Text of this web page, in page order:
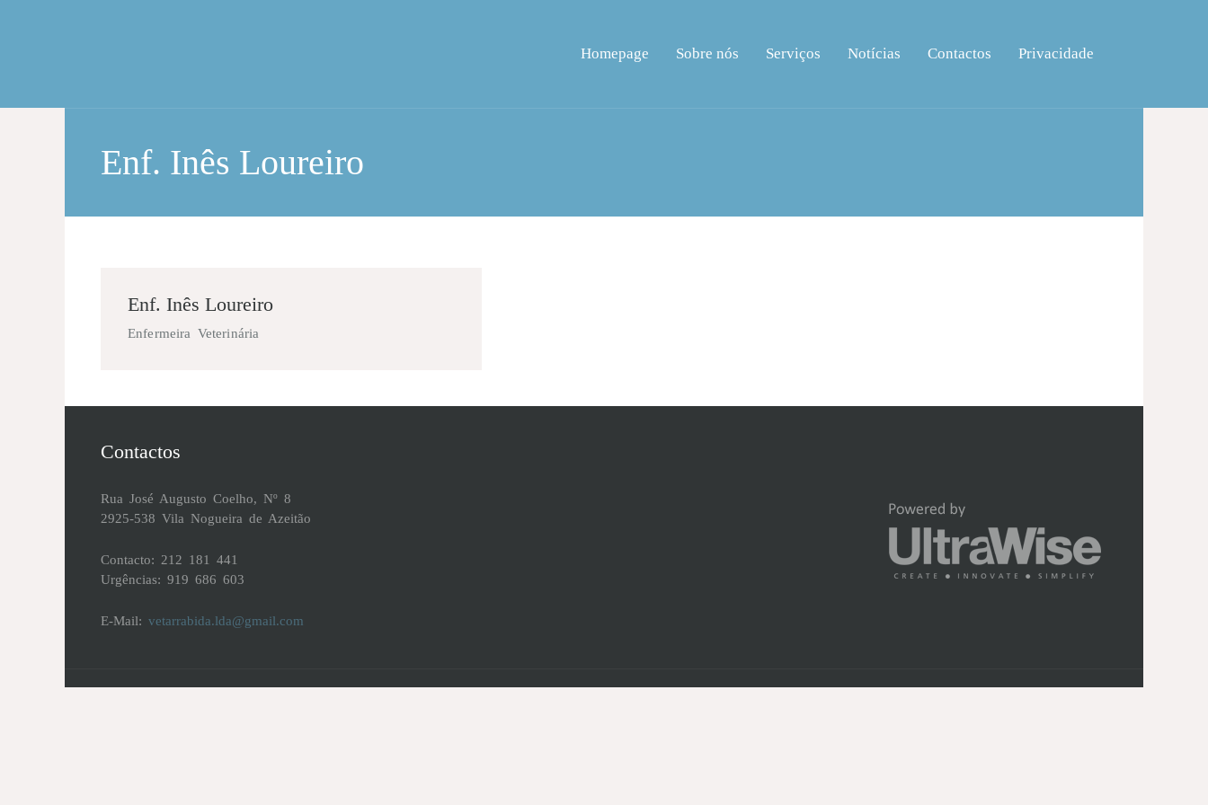
Homepage Sobre nós Serviços Notícias Contactos Privacidade
Enf. Inês Loureiro
Enf. Inês Loureiro
Enfermeira Veterinária
Contactos
Rua José Augusto Coelho, Nº 8
2925-538 Vila Nogueira de Azeitão
Contacto: 212 181 441
Urgências: 919 686 603
E-Mail: vetarrabida.lda@gmail.com